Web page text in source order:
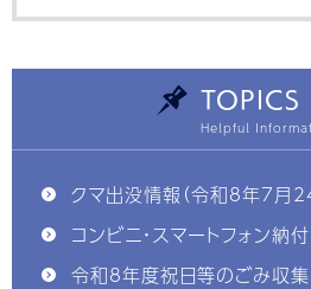
TOPICS
クマ出没情報（令和8年7月
コンビニ・スマートフォン納付
令和8年度祝日等のごみ収集